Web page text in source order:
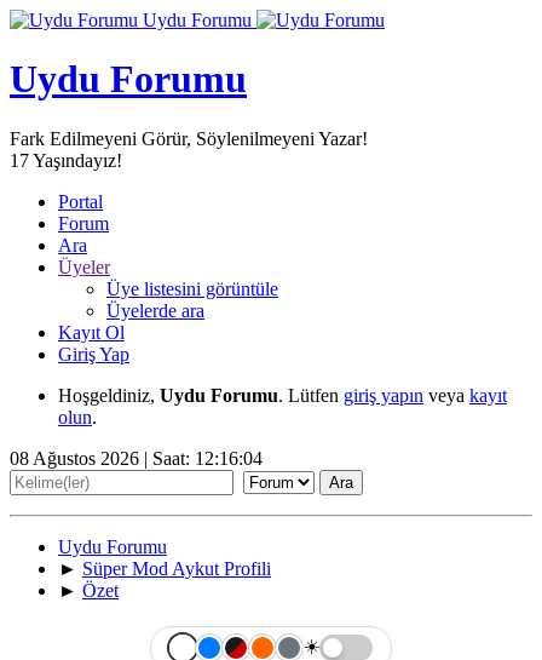
Uydu Forumu
Uydu Forumu
Fark Edilmeyeni Görür, Söylenilmeyeni Yazar!
17Yaşındayız!
Portal
Forum
Ara
Üyeler
Üye listesini görüntüle
Üyelerde ara
Kayıt Ol
Giriş Yap
Hoşgeldiniz, Uydu Forumu. Lütfen giriş yapın veya kayıt
olun.
08 Ağustos 2026 | Saat: 12:16:04
Uydu Forumu
► Süper Mod Aykut Profili
► Özet
☀️